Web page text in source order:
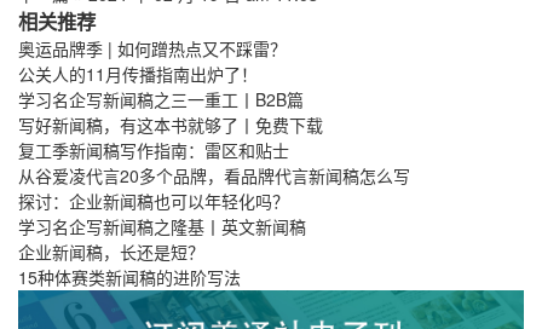
相关推荐
奥运品牌季 | 如何蹭热点又不踩雷？
公关人的11月传播指南出炉了！
学习名企写新闻稿之三一重工丨B2B篇
写好新闻稿，有这本书就够了丨免费下载
复工季新闻稿写作指南：雷区和贴士
从谷爱凌代言20多个品牌，看品牌代言新闻稿怎么写
探讨：企业新闻稿也可以年轻化吗？
学习名企写新闻稿之隆基丨英文新闻稿
企业新闻稿，长还是短？
15种体赛类新闻稿的进阶写法